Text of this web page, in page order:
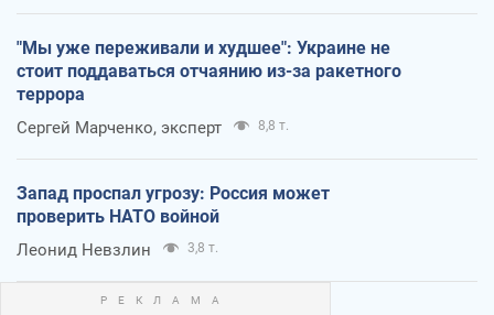
"Мы уже переживали и худшее": Украине не
стоит поддаваться отчаянию из-за ракетного
террора
Сергей Марченко, эксперт 8,8 т.
Запад проспал угрозу: Россия может
проверить НАТО войной
Леонид Невзлин 3,8 т.